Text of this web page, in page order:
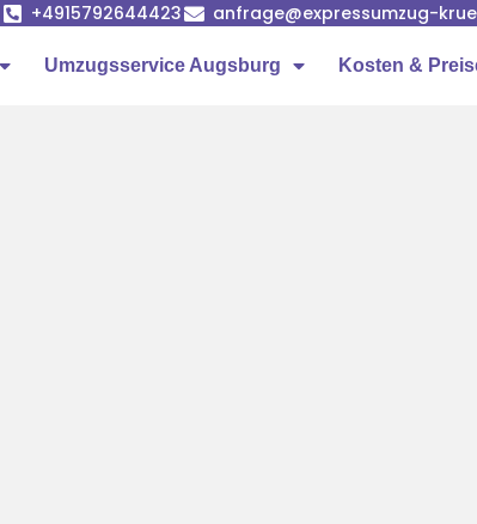
+4915792644423 anfrage@expressumzug-
Umzugsservice Augsburg Kosten &